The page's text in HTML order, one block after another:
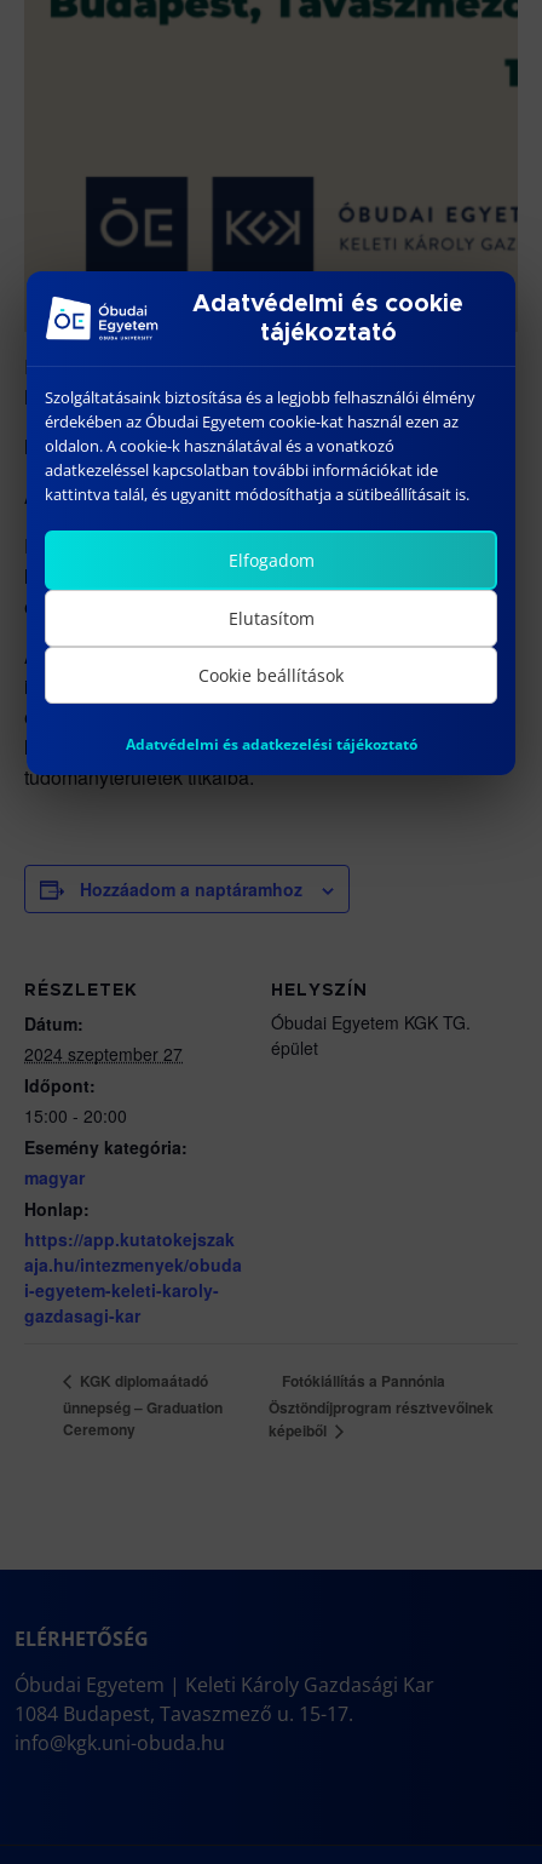
Idén is várunk szeretettel minden kedves érdeklődőt a
KGK Kutatók Éjszakája programjaira.
Minden program INGYENES!
A programok alatt ingyenes büfé várja a résztvevőket.
Részletes program itt érhető el:
https://app.kutatokejszakaja.hu/intezmenyek/obudai-
egyetem-keleti-karoly-gazdasagi-kar
A Kutatók Éjszakája egy Európa-szerte megrendezett
ingyenes eseménysorozat a tudomány és a kutatói
életpálya népszerűsítésére. Idén is
hétvégéjénlehet bepillantani a különböző
tudományterületek titkaiba.
Hozzáadom a naptáramhoz
RÉSZLETEK
Dátum:
2024 szeptember 27
Időpont:
15:00 - 20:00
Esemény kategória:
magyar
Honlap:
https://app.kutatokejszak
aja.hu/intezmenyek/obuda
i-egyetem-keleti-karoly-
gazdasagi-kar
HELYSZÍN
Óbudai Egyetem KGK TG.
épület
KGK diplomaátadó
ünnepség – Graduation
Ceremony
Fotókiállítás a Pannónia
Ösztöndíjprogram résztvevőinek
képeiből
ELÉRHETŐSÉG
Óbudai Egyetem | Keleti Károly Gazdasági Kar
1084 Budapest, Tavaszmező u. 15-17.
info@kgk.uni-obuda.hu
Adatvédelmi és cookie
tájékoztató
Szolgáltatásaink biztosítása és a legjobb felhasználói élmény
érdekében az Óbudai Egyetem cookie-kat használ ezen az
oldalon. A cookie-k használatával és a vonatkozó
adatkezeléssel kapcsolatban további információkat ide
kattintva talál, és ugyanitt módosíthatja a sütibeállításait is.
Elfogadom
Elutasítom
Cookie beállítások
Adatvédelmi és adatkezelési tájékoztató